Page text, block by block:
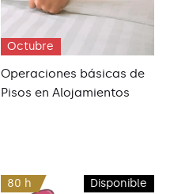
Octubre
Operaciones básicas de
Pisos en Alojamientos
Disponible
80 h